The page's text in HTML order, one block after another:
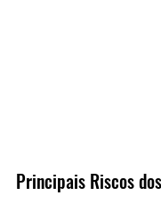
Principais Riscos